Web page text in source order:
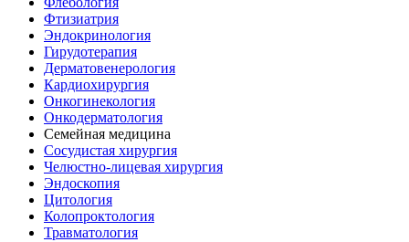
Фтизиатрия
Эндокринология
Гирудотерапия
Дерматовенерология
Кардиохирургия
Онкогинекология
Онкодерматология
Семейная медицина
Сосудистая хирургия
Челюстно-лицевая хирургия
Эндоскопия
Цитология
Колопроктология
Травматология